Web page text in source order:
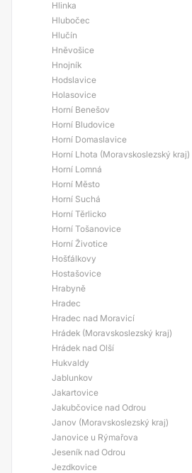
Hlinka
Hlubočec
Hlučín
Hněvošice
Hnojník
Hodslavice
Holasovice
Horní Benešov
Horní Bludovice
Horní Domaslavice
Horní Lhota (Moravskoslezský kraj)
Horní Lomná
Horní Město
Horní Suchá
Horní Těrlicko
Horní Tošanovice
Horní Životice
Hošťálkovy
Hostašovice
Hrabyně
Hradec
Hradec nad Moravicí
Hrádek (Moravskoslezský kraj)
Hrádek nad Olší
Hukvaldy
Jablunkov
Jakartovice
Jakubčovice nad Odrou
Janov (Moravskoslezský kraj)
Janovice u Rýmařova
Jeseník nad Odrou
Jezdkovice